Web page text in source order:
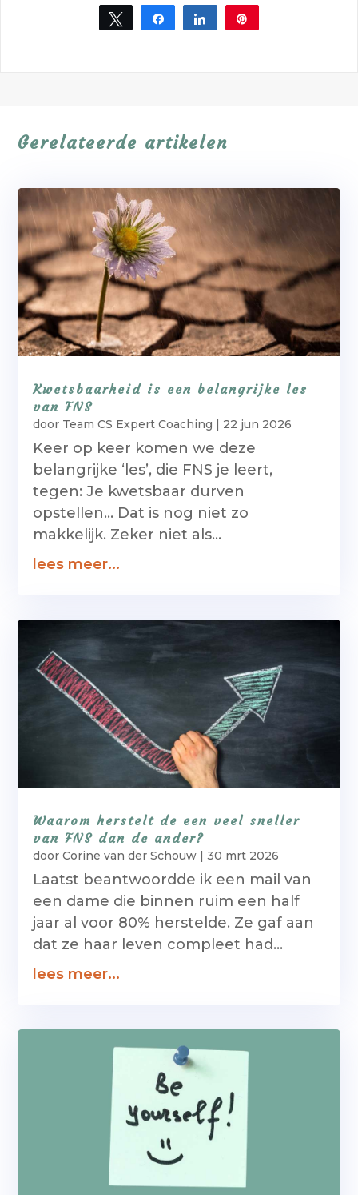
Tweet Share Share
Gerelateerde artikelen
Kwetsbaarheid is een belangrijke les
van FNS
door Team CS Expert Coaching 22 jun 2026
Keer op keer komen we deze
belangrijke ‘les’, die FNS je leert,
tegen: Je kwetsbaar durven
opstellen… Dat is nog niet zo
makkelijk. Zeker niet als...
lees meer...
Waarom herstelt de een veel sneller
van FNS dan de ander?
doorCorine van der Schouw |30 mrt 2026
Laatst beantwoordde ik een mail van
een dame die binnen ruim een half
jaar al voor 80% herstelde. Ze gaf aan
dat ze haar leven compleet had...
lees meer...